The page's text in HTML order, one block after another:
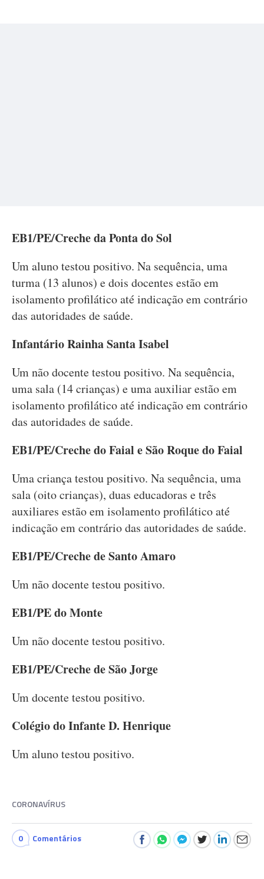
EB1/PE/Creche da Ponta do Sol
Um aluno testou positivo. Na sequência, uma
turma (13 alunos) e dois docentes estão em
isolamento profilático até indicação em contrário
das autoridades de saúde.
Infantário Rainha Santa Isabel
Um não docente testou positivo. Na sequência,
uma sala (14 crianças) e uma auxiliar estão em
isolamento profilático até indicação em contrário
das autoridades de saúde.
EB1/PE/Creche do Faial e São Roque do Faial
Uma criança testou positivo. Na sequência, uma
sala (oito crianças), duas educadoras e três
auxiliares estão em isolamento profilático até
indicação em contrário das autoridades de saúde.
EB1/PE/Creche de Santo Amaro
Um não docente testou positivo.
EB1/PE do Monte
Um não docente testou positivo.
EB1/PE/Creche de São Jorge
Um docente testou positivo.
Colégio do Infante D. Henrique
Um aluno testou positivo.
CORONAVÍRUS
0 Comentários